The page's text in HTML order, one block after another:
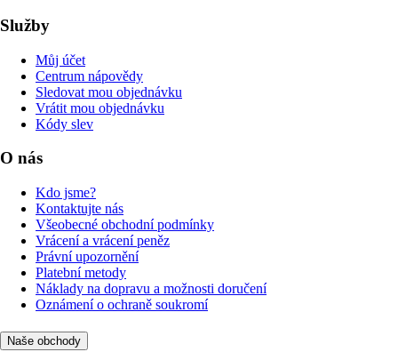
Služby
Můj účet
Centrum nápovědy
Sledovat mou objednávku
Vrátit mou objednávku
Kódy slev
O nás
Kdo jsme?
Kontaktujte nás
Všeobecné obchodní podmínky
Vrácení a vrácení peněz
Právní upozornění
Platební metody
Náklady na dopravu a možnosti doručení
Oznámení o ochraně soukromí
Naše obchody